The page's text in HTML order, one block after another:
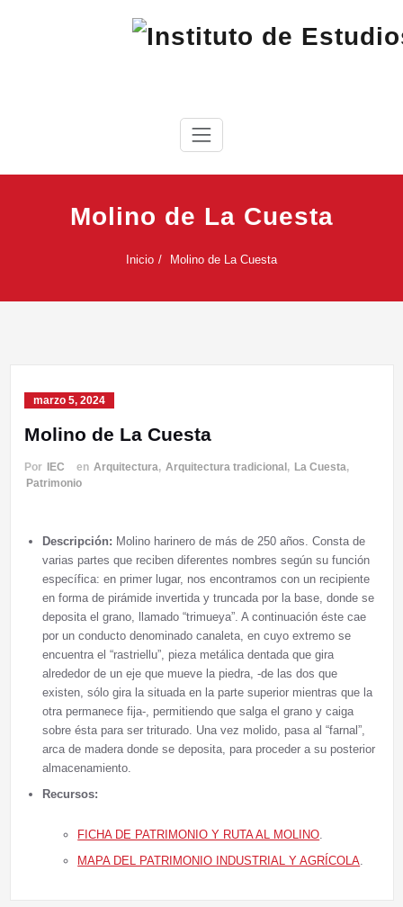
Instituto de Estudios Cabreireses
Molino de La Cuesta
Inicio Molino de La Cuesta
marzo 5, 2024
Molino de La Cuesta
Por IEC en Arquitectura, Arquitectura tradicional , La Cuesta,
Patrimonio
Descripción: Molino harinero de más de 250 años. Consta de
varias partes que reciben diferentes nombres según su función
específica: en primer lugar, nos encontramos con un recipiente
en forma de pirámide invertida y truncada por la base, donde se
deposita el grano, llamado “trimueya”. A continuación éste cae
por un conducto denominado canaleta, en cuyo extremo se
encuentra el “rastriellu”, pieza metálica dentada que gira
alrededor de un eje que mueve la piedra, -de las dos que
existen, sólo gira la situada en la parte superior mientras que la
otra permanece fija-, permitiendo que salga el grano y caiga
sobre ésta para ser triturado. Una vez molido, pasa al “farnal”,
arca de madera donde se deposita, para proceder a su posterior
almacenamiento.
Recursos:
FICHA DE PATRIMONIO Y RUTA AL MOLINO.
MAPA DEL PATRIMONIO INDUSTRIAL Y AGRÍCOLA.